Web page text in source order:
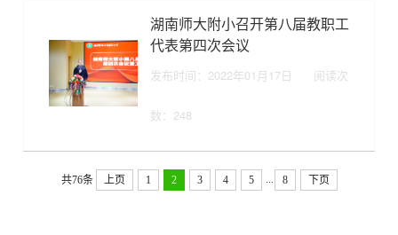
湖南师大附小召开第八届教职工
代表第四次会议
发布时间：2022年01月17日 阅读次
数： 248
共76条 上页 1 2 3 4 5 8 下页